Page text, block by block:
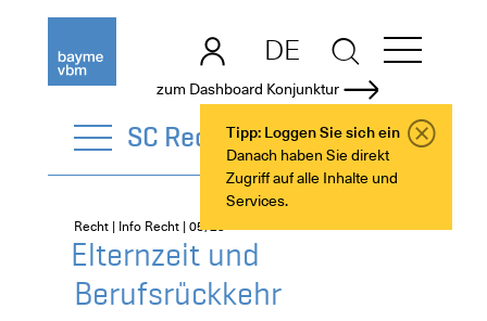
zum Dashboard Konjunktur
Tipp: Loggen Sie sich ein
Danach haben Sie direkt
Zugriff auf alle Inhalte und
Services.
DE
EN
SC Recht
Recht | Info Recht | 05/25
Elternzeit und
Berufsrückkehr